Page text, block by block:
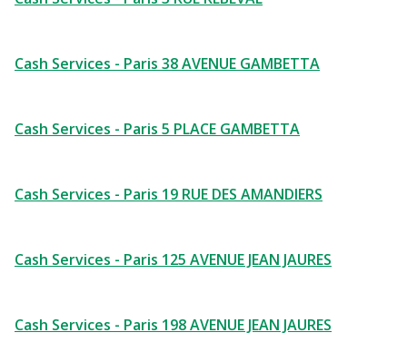
Cash Services - Paris 38 AVENUE GAMBETTA
Cash Services - Paris 5 PLACE GAMBETTA
Cash Services - Paris 19 RUE DES AMANDIERS
Cash Services - Paris 125 AVENUE JEAN JAURES
Cash Services - Paris 198 AVENUE JEAN JAURES